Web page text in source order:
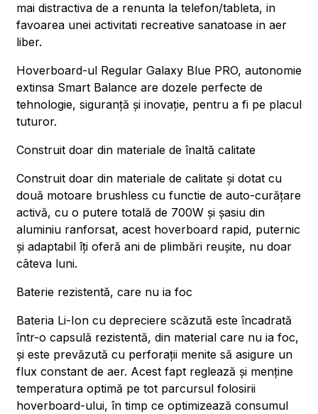
mai distractiva de a renunta la telefon/tableta, in
favoarea unei activitati recreative sanatoase in aer
liber.
Hoverboard-ul Regular Galaxy Blue PRO, autonomie
extinsa Smart Balance are dozele perfecte de
tehnologie, siguranță și inovație, pentru a fi pe placul
tuturor.
Construit doar din materiale de înaltă calitate
Construit doar din materiale de calitate și dotat cu
două motoare brushless cu functie de auto-curățare
activă, cu o putere totală de 700W și șasiu din
aluminiu ranforsat, acest hoverboard rapid, puternic
și adaptabil îți oferă ani de plimbări reușite, nu doar
câteva luni.
Baterie rezistentă, care nu ia foc
Bateria Li-Ion cu depreciere scăzută este încadrată
într-o capsulă rezistentă, din material care nu ia foc,
și este prevăzută cu perforații menite să asigure un
flux constant de aer. Acest fapt reglează și menține
temperatura optimă pe tot parcursul folosirii
hoverboard-ului, în timp ce optimizează consumul